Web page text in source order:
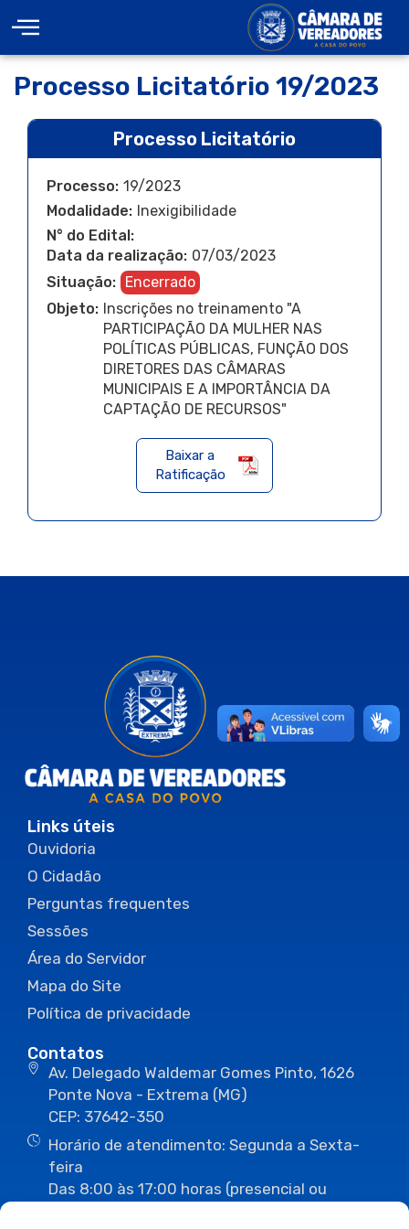
Processo Licitatório 19/2023
Processo Licitatório
Processo: 19/2023
Modalidade: Inexigibilidade
N° do Edital:
Data da realização: 07/03/2023
Situação: Encerrado
Objeto: Inscrições no treinamento "A
PARTICIPAÇÃO DA MULHER NAS
POLÍTICAS PÚBLICAS, FUNÇÃO DOS
DIRETORES DAS CÂMARAS
MUNICIPAIS E A IMPORTÂNCIA DA
CAPTAÇÃO DE RECURSOS"
Baixar a
Ratificação
Links úteis
Ouvidoria
O Cidadão
Perguntas frequentes
Sessões
Área do Servidor
Mapa do Site
Política de privacidade
Contatos
Av. Delegado Waldemar Gomes Pinto, 1626
Ponte Nova - Extrema (MG)
CEP: 37642-350
Horário de atendimento: Segunda a Sexta-
feira
Das 8:00 às 17:00 horas (presencial ou